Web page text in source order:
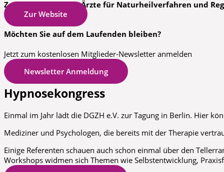
Zentralverband der Ärzte für Naturheilverfahren und
Zur Website
Möchten Sie auf dem Laufenden bleiben?
Jetzt zum kostenlosen Mitglieder-Newsletter anmelden
Newsletter Anmeldung
Hypnosekongress
Einmal im Jahr lädt die DGZH e.V. zur Tagung in Berlin. Hier
Mediziner und Psychologen, die bereits mit der Therapie
Einige Referenten schauen auch schon einmal über den
Workshops widmen sich Themen wie Selbstentwicklung,